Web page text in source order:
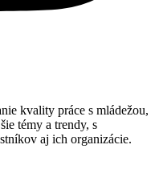
kvality práce s mládežou,
témy a trendy, s
aj ich organizácie.